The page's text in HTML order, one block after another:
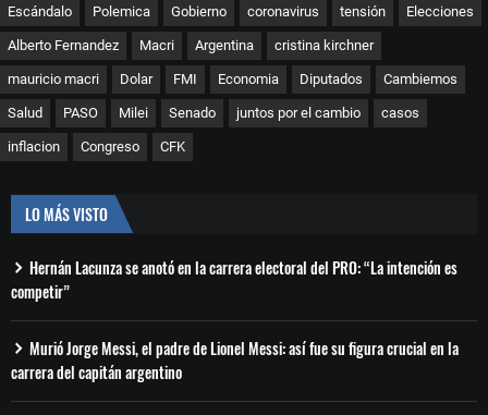
Escándalo Polemica Gobierno coronavirus tensión Elecciones
Alberto Fernandez Macri Argentina cristina kirchner
mauricio macri Dolar FMI Economia Diputados Cambiemos
Salud PASO Milei Senado juntos por el cambio casos
inflacion Congreso CFK
LO MÁS VISTO
Hernán Lacunza se anotó en la carrera electoral del PRO: “La intención es
competir”
Murió Jorge Messi, el padre de Lionel Messi: así fue su figura crucial en la
carrera del capitán argentino